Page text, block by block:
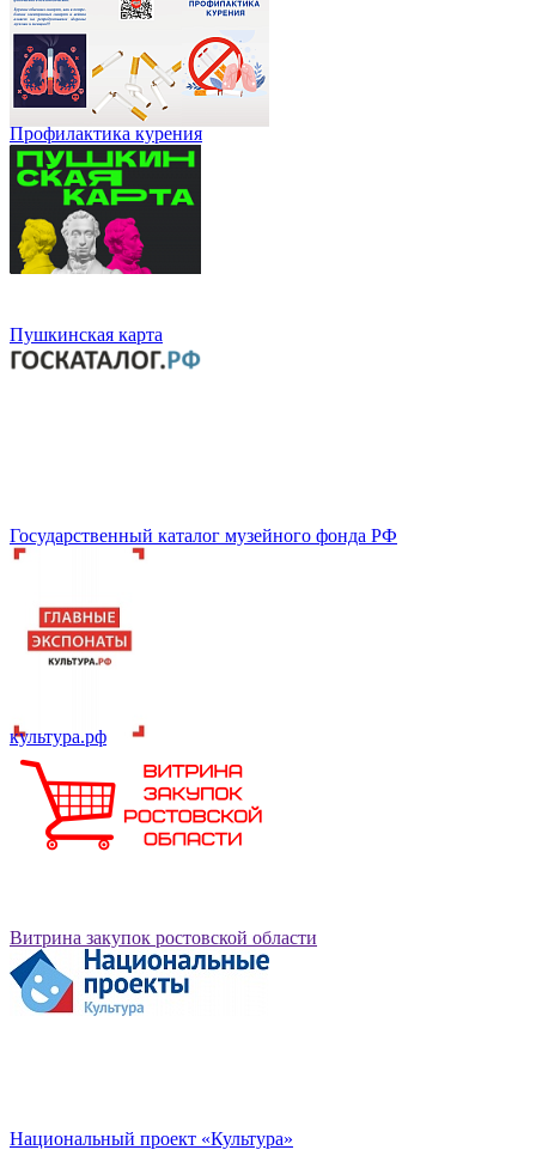
Профилактика курения
Пушкинская карта
Государственный каталог музейного фонда РФ
культура.рф
Витрина закупок ростовской области
Национальный проект «Культура»